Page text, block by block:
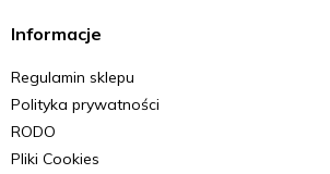
Informacje
Regulamin sklepu
Polityka prywatności
RODO
Pliki Cookies